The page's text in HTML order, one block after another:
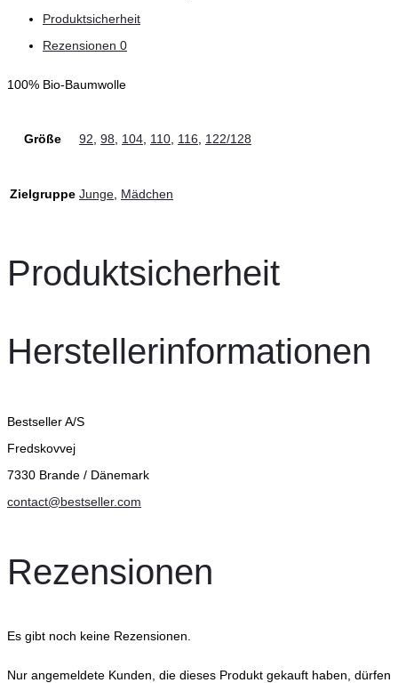
Produktsicherheit
Rezensionen 0
100% Bio-Baumwolle
Größe 92 98 104 110 116 122/128
Zielgruppe Junge Mädchen
Produktsicherheit
Herstellerinformationen
Bestseller A/S
Fredskovvej
7330 Brande / Dänemark
contact@bestseller.com
Rezensionen
Es gibt noch keine Rezensionen.
Nur angemeldete Kunden, die dieses Produkt gekauft haben, dürfen